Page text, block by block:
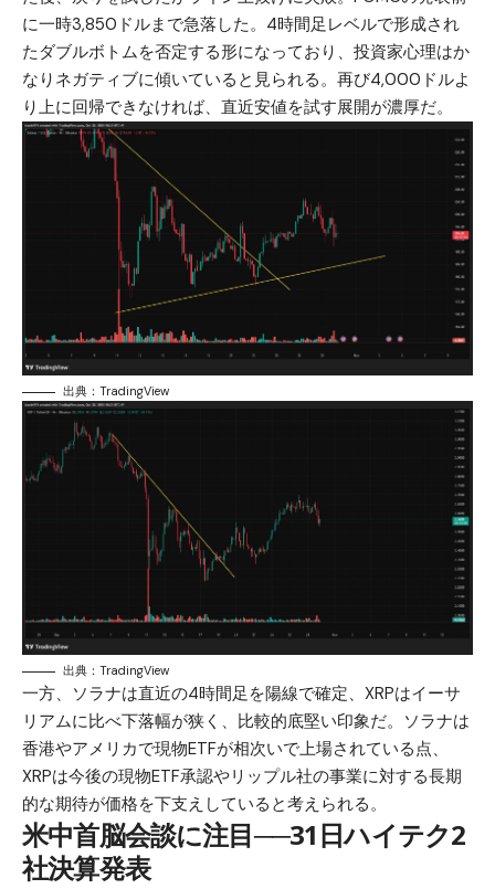
に一時3,850ドルまで急落した。4時間足レベルで形成され
たダブルボトムを否定する形になっており、投資家心理はか
なりネガティブに傾いていると見られる。再び4,000ドルよ
り上に回帰できなければ、直近安値を試す展開が濃厚だ。
出典：TradingView
出典：TradingView
一方、ソラナは直近の4時間足を陽線で確定、XRPはイーサ
リアムに比べ下落幅が狭く、比較的底堅い印象だ。ソラナは
香港やアメリカで現物ETFが相次いで上場されている点、
XRPは今後の現物ETF承認やリップル社の事業に対する長期
的な期待が価格を下支えしていると考えられる。
米中首脳会談に注目──31日ハイテク2
社決算発表